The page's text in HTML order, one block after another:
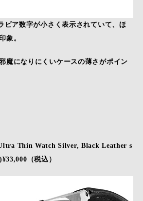
ビア数字が小さく表示されていて、ほ
象。
魔になりにくいケースの薄さがポイン
Thin Watch Silver, Black Leather s
（税込）